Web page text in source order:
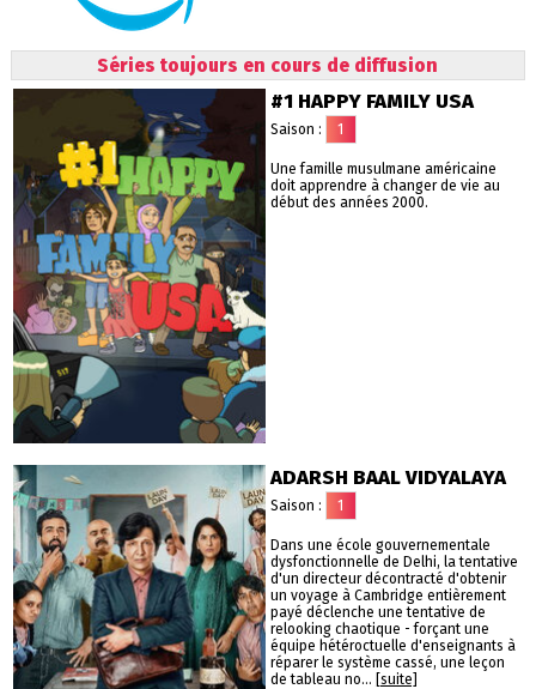
Séries toujours en cours de diffusion
#1 HAPPY FAMILY USA
Saison : 1
Une famille musulmane américaine
doit apprendre à changer de vie au
début des années 2000.
ADARSH BAAL VIDYALAYA
Saison : 1
Dans une école gouvernementale
dysfonctionnelle de Delhi, la tentative
d'un directeur décontracté d'obtenir
un voyage à Cambridge entièrement
payé déclenche une tentative de
relooking chaotique - forçant une
équipe hétéroctuelle d'enseignants à
réparer le système cassé, une leçon
de tableau no... [suite]